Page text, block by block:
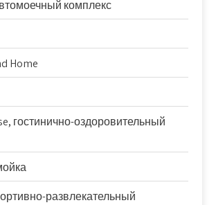
комплекс
Home
гостинично-оздоровительный
развлекательный